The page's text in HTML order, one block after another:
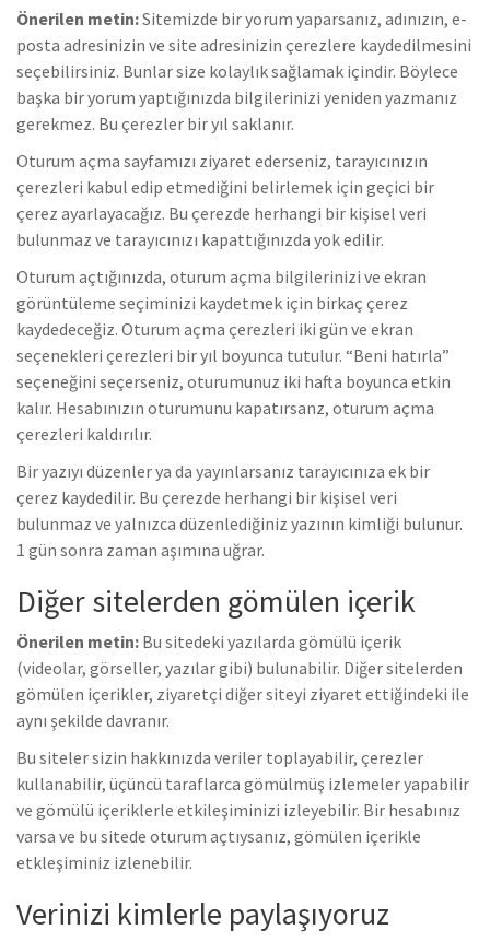
Önerilen metin:Sitemizde bir yorum yaparsanız, adınızın, e-
posta adresinizin ve site adresinizin çerezlere kaydedilmesini
seçebilirsiniz. Bunlar size kolaylık sağlamak içindir. Böylece
başka bir yorum yaptığınızda bilgilerinizi yeniden yazmanız
gerekmez. Bu çerezler bir yıl saklanır.
Oturum açma sayfamızı ziyaret ederseniz, tarayıcınızın
çerezleri kabul edip etmediğini belirlemek için geçici bir
çerez ayarlayacağız. Bu çerezde herhangi bir kişisel veri
bulunmaz ve tarayıcınızı kapattığınızda yok edilir.
Oturum açtığınızda, oturum açma bilgilerinizi ve ekran
görüntüleme seçiminizi kaydetmek için birkaç çerez
kaydedeceğiz. Oturum açma çerezleri iki gün ve ekran
seçenekleri çerezleri bir yıl boyunca tutulur. “Beni hatırla”
seçeneğini seçerseniz, oturumunuz iki hafta boyunca etkin
kalır. Hesabınızın oturumunu kapatırsanz, oturum açma
çerezleri kaldırılır.
Bir yazıyı düzenler ya da yayınlarsanız tarayıcınıza ek bir
çerez kaydedilir. Bu çerezde herhangi bir kişisel veri
bulunmaz ve yalnızca düzenlediğiniz yazının kimliği bulunur.
1 gün sonra zaman aşımına uğrar.
Diğer sitelerden gömülen içerik
Önerilen metin: Bu sitedeki yazılarda gömülü içerik
(videolar, görseller, yazılar gibi) bulunabilir. Diğer sitelerden
gömülen içerikler, ziyaretçi diğer siteyi ziyaret ettiğindeki ile
aynı şekilde davranır.
Bu siteler sizin hakkınızda veriler toplayabilir, çerezler
kullanabilir, üçüncü taraflarca gömülmüş izlemeler yapabilir
ve gömülü içeriklerle etkileşiminizi izleyebilir. Bir hesabınız
varsa ve bu sitede oturum açtıysanız, gömülen içerikle
etkleşiminiz izlenebilir.
Verinizi kimlerle paylaşıyoruz